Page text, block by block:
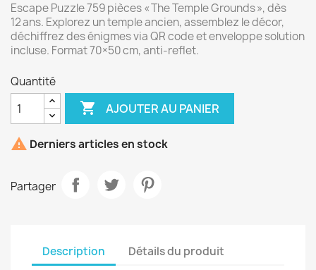
Escape Puzzle 759 pièces « The Temple Grounds », dès
12 ans. Explorez un temple ancien, assemblez le décor,
déchiffrez des énigmes via QR code et enveloppe solution
incluse. Format 70×50 cm, anti‑reflet.
Quantité
 AJOUTER AU PANIER
 Derniers articles en stock
Partager
Description Détails du produit